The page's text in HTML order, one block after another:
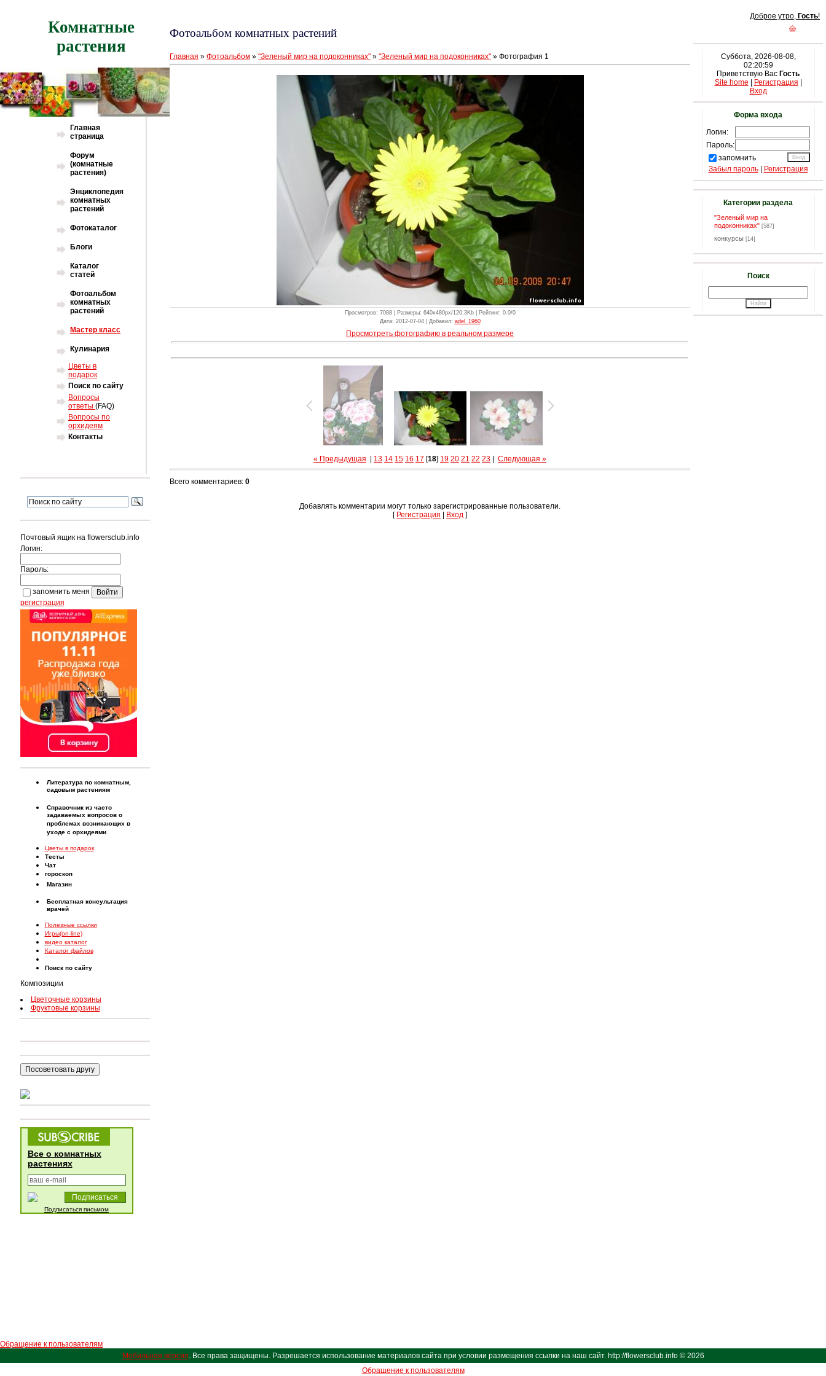
Комнатные
растения
Главная
страница
Форум
(комнатные
растения)
Энциклопедия
комнатных
растений
Фотокаталог
Блоги
Каталог
статей
Фотоальбом
комнатных
растений
Мастер класс
Кулинария
Цветы в
подарок
Поиск по сайту
Вопросы
ответы (FAQ)
Вопросы по
орхидеям
Контакты
Почтовый ящик на flowersclub.info
Логин:
Пароль:
запомнить меня
регистрация
Литература по комнатным,
садовым растениям
Справочник из часто
задаваемых вопросов о
проблемах возникающих в
уходе с орхидеями
Цветы в подарок
Тесты
Чат
гороскоп
Магазин
Бесплатная консультация
врачей
Полезные ссылки
Игры(on-line)
видео каталог
Каталог файлов
Поиск по сайту
Композиции
Цветочные корзины
Фруктовые корзины
Все о комнатных
растениях
Подписаться письмом
Фотоальбом комнатных растений
Доброе утро, Гость!
Главная » Фотоальбом » "Зеленый мир на подоконниках" » "Зеленый мир на подоконниках" » Фотография 1
Просмотров: 7088 | Размеры: 640x480px/120.3Kb | Рейтинг: 0.0/0
Дата: 2012-07-04 | Добавил: adel_1960
Просмотреть фотографию в реальном размере
« Предыдущая 13 14 15 16 17 [18] 19 20 21 22 23 Следующая »
Всего комментариев: 0
Добавлять комментарии могут только зарегистрированные пользователи.
[ Регистрация Вход ]
Суббота, 2026-08-08,
02:20:59
Приветствую Вас Гость
Site home
Регистрация
Вход
Форма входа
Логин:
Пароль:
запомнить
Забыл пароль| Регистрация
Категории раздела
"Зеленый мир на
подоконниках" [587]
конкурсы [14]
Поиск
Обращение к пользователям
Мобильная версия. Все права защищены. Разрешается использование материалов сайта при условии размещения ссылки на наш сайт. http://flowersclub.info © 2026
Обращение к пользователям